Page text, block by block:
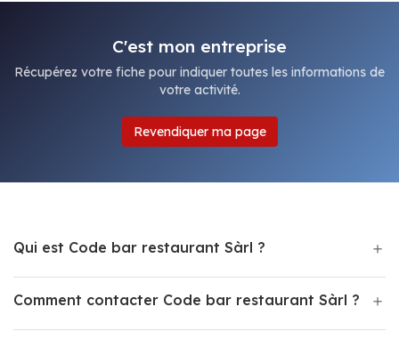
C'est mon entreprise
Récupérez votre fiche pour indiquer toutes les informations de
votre activité.
Revendiquer ma page
Qui est Code bar restaurant Sàrl ?
Comment contacter Code bar restaurant Sàrl ?